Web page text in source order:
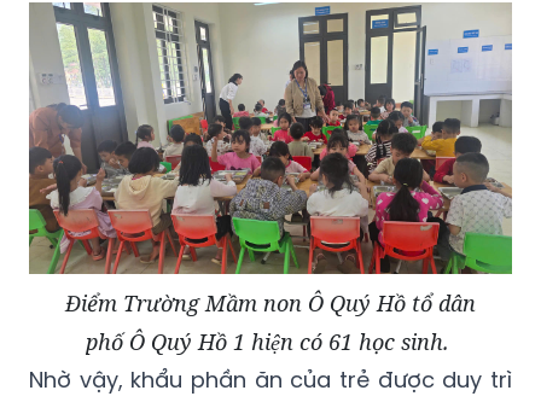
Điểm Trường Mầm non Ô Quý Hồ tổ dân
phố Ô Quý Hồ 1 hiện có 61 học sinh.
Nhờ vậy, khẩu phần ăn của trẻ được duy trì